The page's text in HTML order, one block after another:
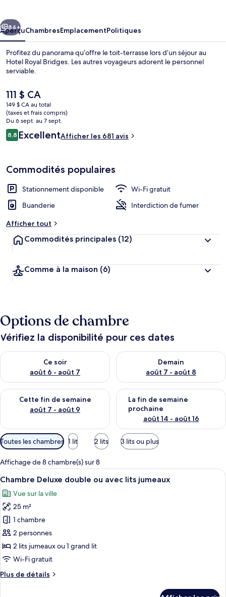
Vue de la chambre
Suivant
84+
AperçuChambresEmplacementPolitiques
Profitez du panorama qu’offre le toit-terrasse lors d’un séjour au
Hotel Royal Bridges. Les autres voyageurs adorent le personnel
serviable.
Le
prix
actuel
est
de 111 $ CA
111 $ CA
149 $ CA au total
(taxes et frais compris)
Du 6 sept. au 7 sept.
Avis
8,88,8 sur 10 –
ExcellentAfficher les 681 avis
Commodités populaires
Stationnement disponible
Wi-Fi gratuit
Buanderie
Interdiction de fumer
Afficher tout
Commodités principales (12)
Comme à la maison (6)
Options de chambre
Vérifiez la disponibilité pour ces dates
Ce soir
août 6 - août 7
Vérifier la disponibilité pour ce soir août 6 - août 7
Demain
août 7 - août 8
Vérifier la disponibilité pour
Cette fin de semaine
août 7 - août 9
Vérifier la disponibilité pour cette fin de semaine août 7 -
La fin de semaine
prochaine
août 14 - août 16
Vérifier la disponibilité pour
Filtres
disponibles
pour
les
chambres
Toutes les chambres 1 lit 2 lits 3 lits ou plus
Affichage de 8 chambre(s) sur 8
Afficher
toutes
les
photos
pour
ce
type
de
chambre :
Chambre
Une chambre d’hôtel avec un
15
Chambre Deluxe double ou avec lits jumeaux
Vue sur la ville
25 m²
1 chambre
2 personnes
2 lits jumeaux ou 1 grand lit
Wi-Fi gratuit
Plus de détails
Plus